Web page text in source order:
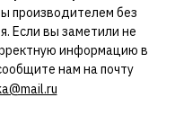
производителем без
Если вы заметили не
информацию в
нам на почту